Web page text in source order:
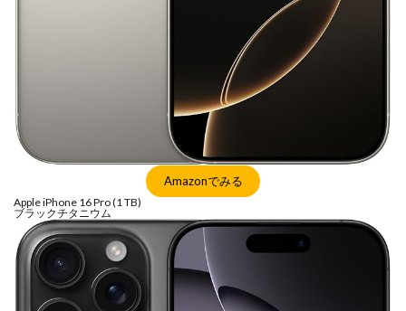
Amazonでみる
Apple iPhone 16 Pro (1 TB)
ブラックチタニウム